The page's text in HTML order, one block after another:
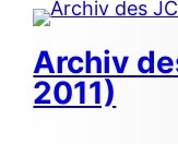
Zum
Inhalt
springen
Archiv
2011)